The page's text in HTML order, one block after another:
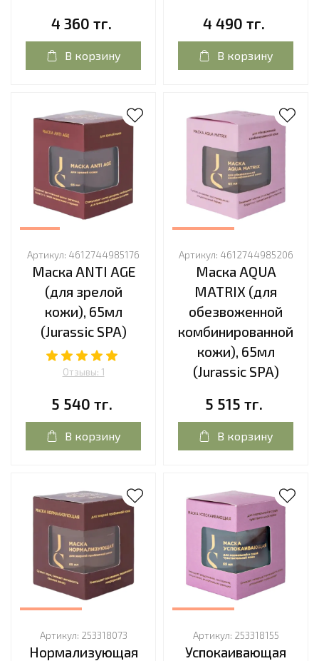
4 360 тг.
В корзину
4 490 тг.
В корзину
Артикул: 4612744985176
Маска ANTI AGE
(для зрелой
кожи), 65мл
(Jurassic SPA)
Отзывы: 1
5 540 тг.
В корзину
Артикул: 4612744985206
Маска AQUA
MATRIX (для
обезвоженной
комбинированной
кожи), 65мл
(Jurassic SPA)
5 515 тг.
В корзину
Артикул: 253318073
Нормализующая
Артикул: 253318155
Успокаивающая